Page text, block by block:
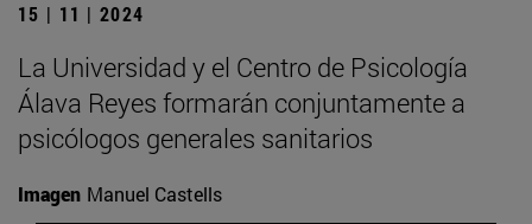
15 | 11 | 2024
La Universidad y el Centro de Psicología
Álava Reyes formarán conjuntamente a
psicólogos generales sanitarios
Imagen Manuel Castells